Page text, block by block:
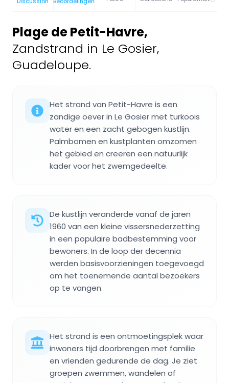
Plage de Petit-Havre,
Zandstrand in Le Gosier,
Guadeloupe.
Het strand van Petit-Havre is een
zandige oever in Le Gosier met turkoois
water en een zacht gebogen kustlijn.
Palmbomen en kustplanten omzomen
het gebied en creëren een natuurlijk
kader voor het zwemgedeelte.
De kustlijn veranderde vanaf de jaren
1960 van een kleine vissersnederzetting
in een populaire badbestemming voor
bewoners. In de loop der decennia
werden basisvoorzieningen toegevoegd
om het toenemende aantal bezoekers
op te vangen.
Het strand is een ontmoetingsplek waar
inwoners tijd doorbrengen met familie
en vrienden gedurende de dag. Je ziet
groepen zwemmen, wandelen of